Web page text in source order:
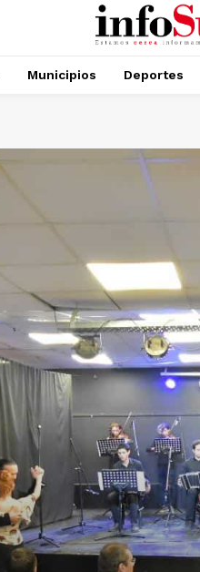
Municipios Deportes